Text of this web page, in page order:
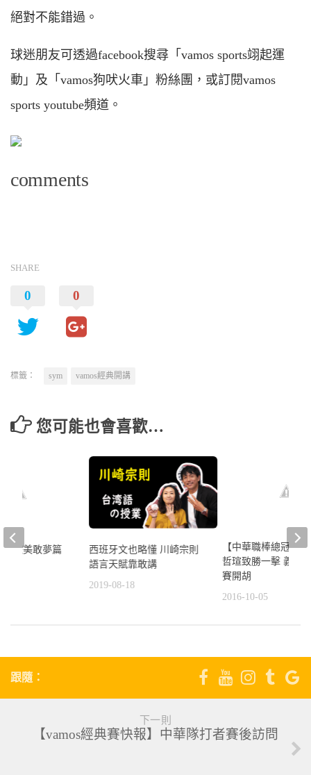
絕對不能錯過。
球迷朋友可透過facebook搜尋「vamos sports翊起運
動」及「vamos狗吠火車」粉絲團，或訂閱vamos
sports youtube頻道。
comments
SHARE
0 0
標籤： sym vamos經典開講
您可能也會喜歡…
西班牙文也略懂 川崎宗則
語言天賦靠敢講
2019-08-18
【中華職棒總冠軍
哲瑄致勝一擊 義大
賽開胡
2016-10-05
】旅美敢夢篇
跟隨：
下一則
【vamos經典賽快報】中華隊打者賽後訪問